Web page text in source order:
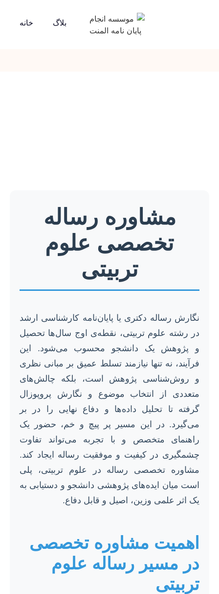
خانه بلاگ
مشاوره رساله
تخصصی علوم
تربیتی
نگارش رساله دکتری یا پایان‌نامه کارشناسی ارشد
در رشته علوم تربیتی، نقطه‌ی اوج سال‌ها تحصیل
و پژوهش یک دانشجو محسوب می‌شود. این
فرآیند، نه تنها نیازمند تسلط عمیق بر مبانی نظری
و روش‌شناسی پژوهش است، بلکه چالش‌های
متعددی از انتخاب موضوع و نگارش پروپوزال
گرفته تا تحلیل داده‌ها و دفاع نهایی را در بر
می‌گیرد. در این مسیر پر پیچ و خم، حضور یک
راهنمای متخصص و با تجربه می‌تواند تفاوت
چشمگیری در کیفیت و موفقیت رساله ایجاد کند.
مشاوره تخصصی رساله در علوم تربیتی، پلی
است میان ایده‌های پژوهشی دانشجو و دستیابی به
یک اثر علمی وزین، اصیل و قابل دفاع.
اهمیت مشاوره تخصصی
در مسیر رساله علوم
تربیتی